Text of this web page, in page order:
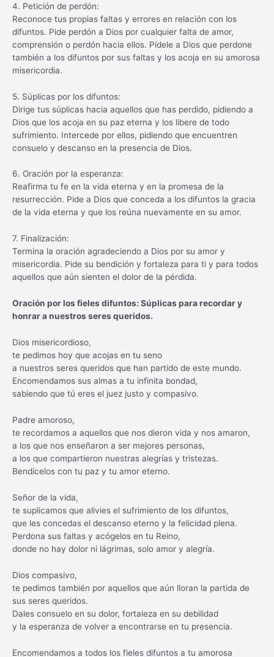
4. Petición de perdón:
Reconoce tus propias faltas y errores en relación con los
difuntos. Pide perdón a Dios por cualquier falta de amor,
comprensión o perdón hacia ellos. Pídele a Dios que perdone
también a los difuntos por sus faltas y los acoja en su amorosa
misericordia.
5. Súplicas por los difuntos:
Dirige tus súplicas hacia aquellos que has perdido, pidiendo a
Dios que los acoja en su paz eterna y los libere de todo
sufrimiento. Intercede por ellos, pidiendo que encuentren
consuelo y descanso en la presencia de Dios.
6. Oración por la esperanza:
Reafirma tu fe en la vida eterna y en la promesa de la
resurrección. Pide a Dios que conceda a los difuntos la gracia
de la vida eterna y que los reúna nuevamente en su amor.
7. Finalización:
Termina la oración agradeciendo a Dios por su amor y
misericordia. Pide su bendición y fortaleza para ti y para todos
aquellos que aún sienten el dolor de la pérdida.
Oración por los fieles difuntos: Súplicas para recordar y
honrar a nuestros seres queridos.
Dios misericordioso,
te pedimos hoy que acojas en tu seno
a nuestros seres queridos que han partido de este mundo.
Encomendamos sus almas a tu infinita bondad,
sabiendo que tú eres el juez justo y compasivo.
Padre amoroso,
te recordamos a aquellos que nos dieron vida y nos amaron,
a los que nos enseñaron a ser mejores personas,
a los que compartieron nuestras alegrías y tristezas.
Bendícelos con tu paz y tu amor eterno.
Señor de la vida,
te suplicamos que alivies el sufrimiento de los difuntos,
que les concedas el descanso eterno y la felicidad plena.
Perdona sus faltas y acógelos en tu Reino,
donde no hay dolor ni lágrimas, solo amor y alegría.
Dios compasivo,
te pedimos también por aquellos que aún lloran la partida de
sus seres queridos.
Dales consuelo en su dolor, fortaleza en su debilidad
y la esperanza de volver a encontrarse en tu presencia.
Encomendamos a todos los fieles difuntos a tu amorosa